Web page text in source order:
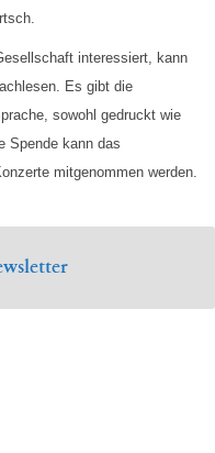
interessiert, kann
Es gibt die
sowohl gedruckt wie
Spende kann das
mitgenommen werden.